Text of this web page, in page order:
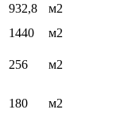
932,8
м2
1440
м2
256
м2
180 м2